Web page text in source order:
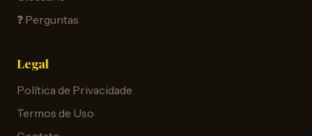
❓ Perguntas
Legal
Política de Privacidade
Termos de Uso